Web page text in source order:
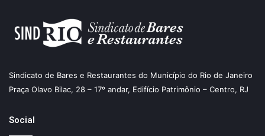
Sindicato de Bares e Restaurantes do Município do Rio de Janeiro
Praça Olavo Bilac, 28 – 17º andar, Edifício Patrimônio – Centro, RJ
Social